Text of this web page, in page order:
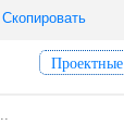
Скопировать